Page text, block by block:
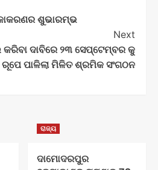
ଶୁଭାରମ୍ଭ
Next
ଦାବିରେ ୨୩ ସେପ୍ଟେମ୍ବର କୁ
ରୂପେ ପାଳିଲା ମିଳିତ ଶ୍ରମିକ ସଂଗଠନ
ରାଜ୍ୟ
ଦାମୋଦରପୁର